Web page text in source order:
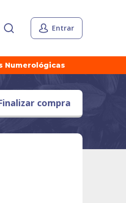
Entrar
Numerológicas
compra